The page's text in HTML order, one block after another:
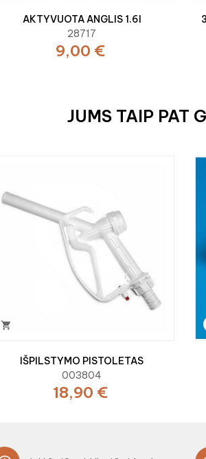
AKTYVUOTA ANGLIS 1.6l
28717
9,00 €
JUMS TAIP PAT

IŠPILSTYMO PISTOLETAS
003804
18,90 €